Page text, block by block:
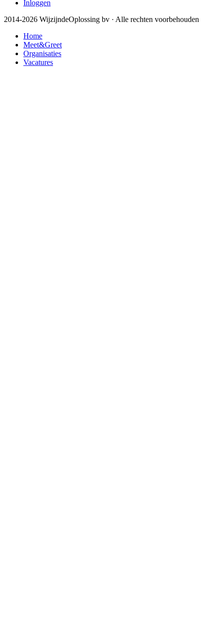
Inloggen
2014-2026 WijzijndeOplossing bv · Alle rechten voorbehouden
Home
Meet&Greet
Organisaties
Vacatures